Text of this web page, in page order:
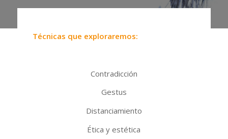
Técnicas que exploraremos:
Contradicción
Gestus
Distanciamiento
Ética y estética